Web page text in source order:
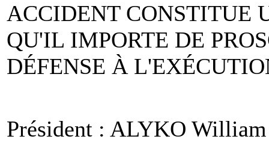
ACCIDENT CONSTITUE
QU'IL IMPORTE DE
DÉFENSE À
Président : ALYKO William